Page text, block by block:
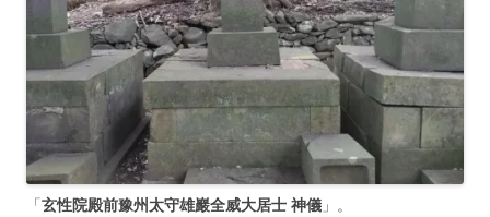
「玄性院殿前豫州太守雄巖全威大居士 神儀 」。